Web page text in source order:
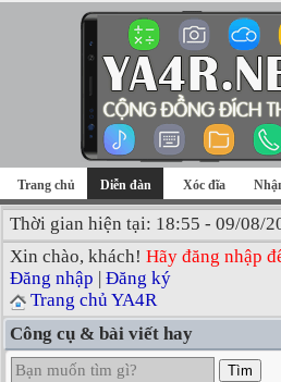
Trang chủ Diễn đàn Xóc đĩa
Thời gian hiện tại: 18:55 - 09/08/
Xin chào, khách! Hãy đăng nhập
Đăng nhập | Đăng ký
Trang chủ YA4R
Công cụ & bài viết hay
Tìm